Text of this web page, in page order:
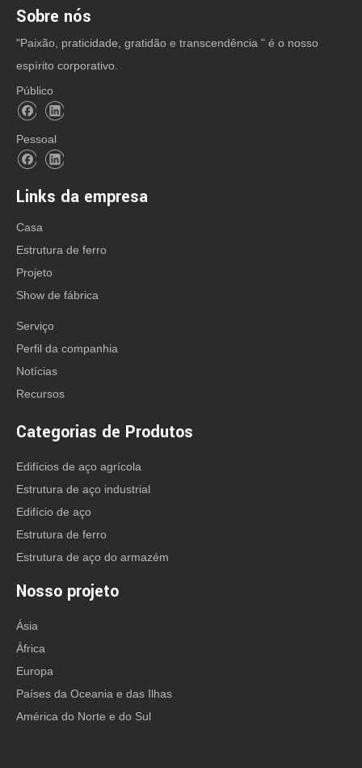
Sobre nós
"Paixão, praticidade, gratidão e transcendência " é o nosso
espírito corporativo.
Público
Pessoal
Links da empresa
Casa
Estrutura de ferro
Projeto
Show de fábrica
Serviço
Perfil da companhia
Notícias
Recursos
Categorias de Produtos
Edifícios de aço agrícola
Estrutura de aço industrial
Edifício de aço
Estrutura de ferro
Estrutura de aço do armazém
Nosso projeto
Ásia
África
Europa
Países da Oceania e das Ilhas
América do Norte e do Sul